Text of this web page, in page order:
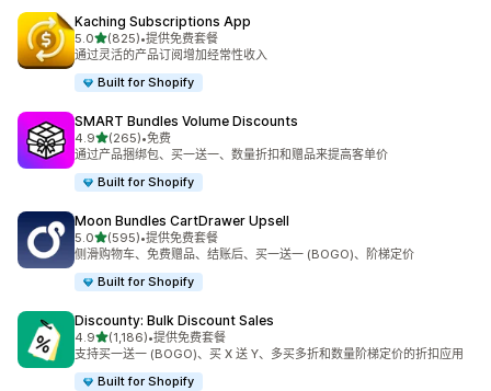
Kaching Subscriptions App
5.0星（满分 5 星）
(825)
总共 825 条评论
•提供免费套餐
通过灵活的产品订阅增加经常性收入
Built for Shopify
SMART Bundles Volume Discounts
4.9星（满分 5 星）
(265)
总共 265 条评论
•免费
通过产品捆绑包、买一送一、数量折扣和赠品来提高客单价
Built for Shopify
Moon Bundles CartDrawer Upsell
5.0星（满分 5 星）
(595)
总共 595 条评论
•提供免费套餐
侧滑购物车、免费赠品、结账后、买一送一 (BOGO)、阶梯定价
Built for Shopify
Discounty: Bulk Discount Sales
4.9星（满分 5 星）
(1,186)
总共 1186 条评论
•提供免费套餐
支持买一送一 (BOGO)、买 X 送 Y、多买多折和数量阶梯定价的折扣应用
Built for Shopify